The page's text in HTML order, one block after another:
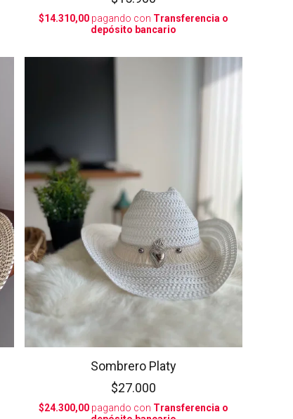
$14.310,00 pagando con Transferencia o
depósito bancario
Sombrero Platy
$27.000
$24.300,00 pagando con Transferencia o